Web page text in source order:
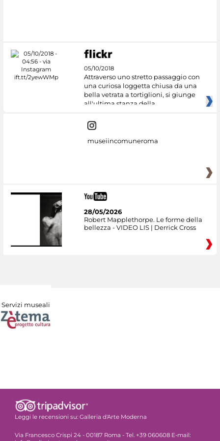
05/10/2018
Attraverso uno stretto passaggio con
una curiosa loggetta chiusa da una
bella vetrata a tortiglioni, si giunge
all'ultima stanza della
museiincomuneroma
28/05/2026
Robert Mapplethorpe. Le forme della
bellezza - VIDEO LIS | Derrick Cross
Servizi museali
Leggi le recensioni su: Galleria d'Arte Moderna
Via Francesco Crispi 24 - 00187 Roma - Tel. +39 060608 E-mail: